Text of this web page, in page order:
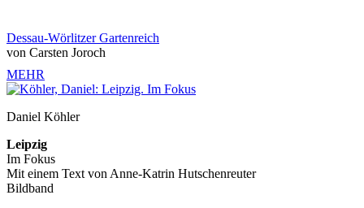
Dessau-Wörlitzer Gartenreich
von Carsten Joroch
MEHR
Daniel Köhler
Leipzig
Im Fokus
Mit einem Text von Anne-Katrin Hutschenreuter
Bildband